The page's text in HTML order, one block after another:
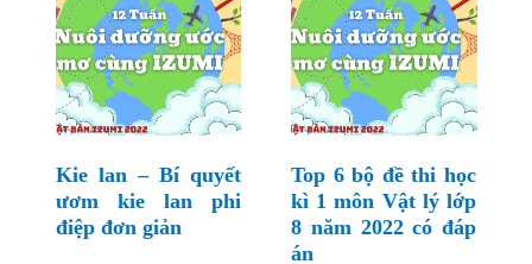
Kie lan – Bí quyết
ươm kie lan phi
điệp đơn giản
Top 6 bộ đề thi học
kì 1 môn Vật lý lớp
8 năm 2022 có đáp
án